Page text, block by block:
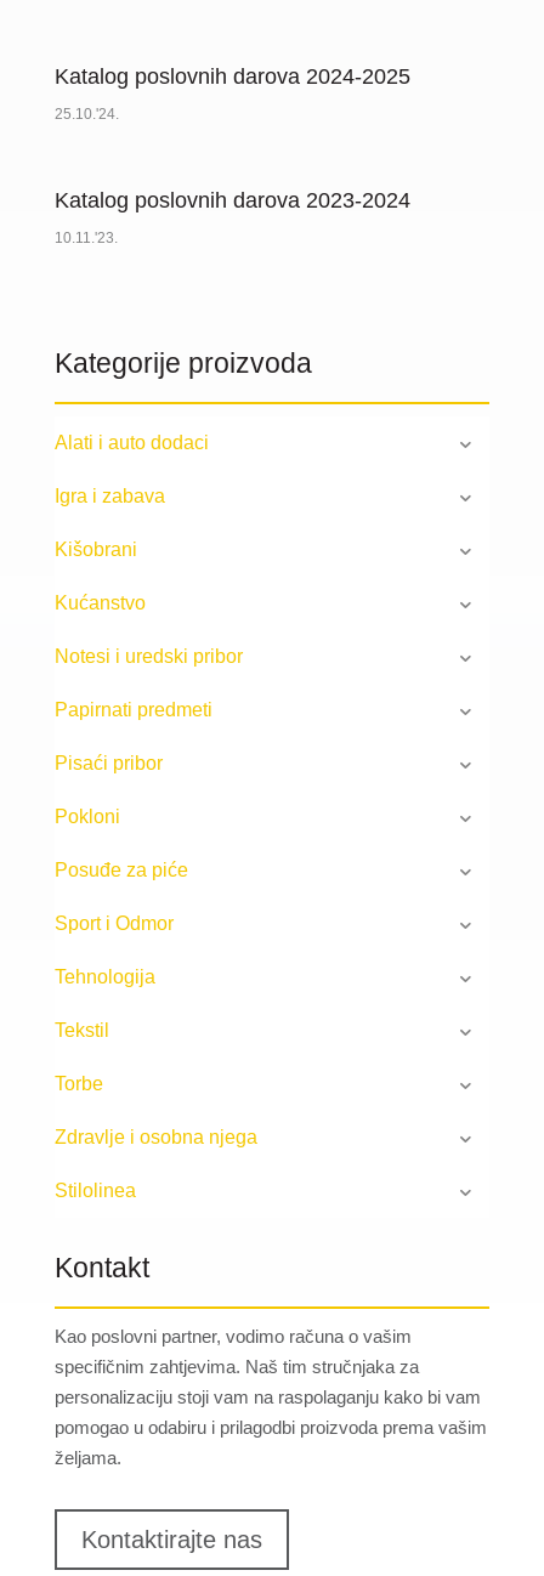
Katalog poslovnih darova 2024-2025
25.10.'24.
Katalog poslovnih darova 2023-2024
10.11.'23.
Kategorije proizvoda
Alati i auto dodaci
Igra i zabava
Kišobrani
Kućanstvo
Notesi i uredski pribor
Papirnati predmeti
Pisaći pribor
Pokloni
Posuđe za piće
Sport i Odmor
Tehnologija
Tekstil
Torbe
Zdravlje i osobna njega
Stilolinea
Kontakt
Kao poslovni partner, vodimo računa o vašim
specifičnim zahtjevima. Naš tim stručnjaka za
personalizaciju stoji vam na raspolaganju kako bi vam
pomogao u odabiru i prilagodbi proizvoda prema vašim
željama.
Kontaktirajte nas